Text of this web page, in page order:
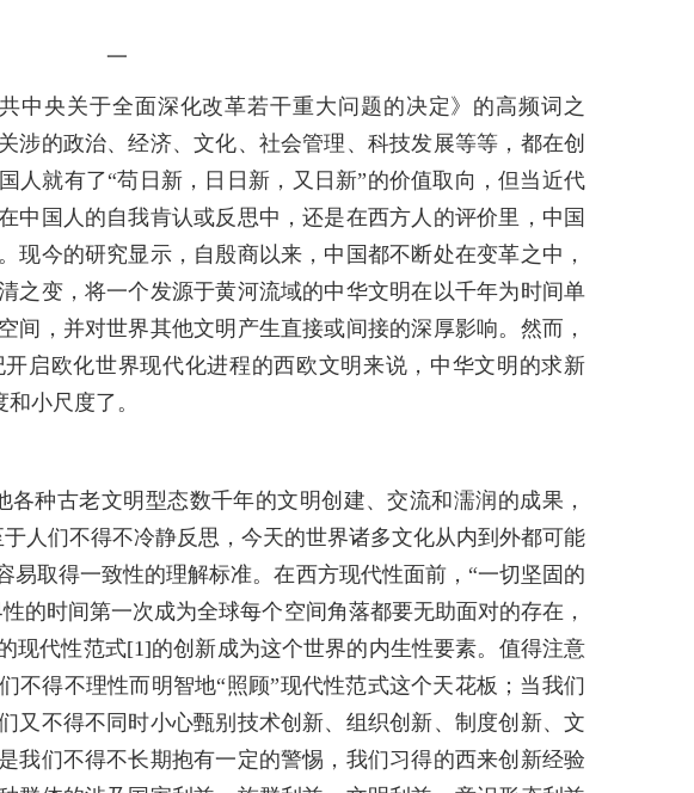
一
中央关于全面深化改革若干重大问题的决定》的高频词之
涉的政治、经济、文化、社会管理、科技发展等等，都在创
人就有了“苟日新，日日新，又日新”的价值取向，但当近代
中国人的自我肯认或反思中，还是在西方人的评价里，中国
现今的研究显示，自殷商以来，中国都不断处在变革之中，
之变，将一个发源于黄河流域的中华文明在以千年为时间单
间，并对世界其他文明产生直接或间接的深厚影响。然而，
启欧化世界现代化进程的西欧文明来说，中华文明的求新
小尺度了。
种古老文明型态数千年的文明创建、交流和濡润的成果，
人们不得不冷静反思，今天的世界诸多文化从内到外都可能
易取得一致性的理解标准。在西方现代性面前，“一切坚固的
的时间第一次成为全球每个空间角落都要无助面对的存在，
现代性范式[1]的创新成为这个世界的内生性要素。值得注意
不得不理性而明智地“照顾”现代性范式这个天花板；当我们
又不得不同时小心甄别技术创新、组织创新、制度创新、文
我们不得不长期抱有一定的警惕，我们习得的西来创新经验